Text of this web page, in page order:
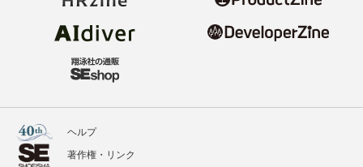
ヘルプ
著作権・リンク